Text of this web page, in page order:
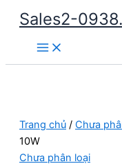
Nhảy
dung
Sales2-
Main
Menu
Trang chủ / Chưa
10W
Chưa phân loại